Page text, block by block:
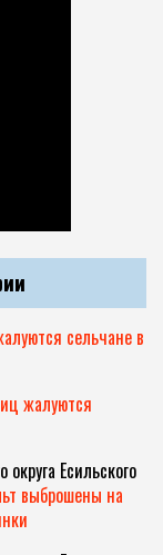
сельчане в
жалуются
Есильского
выброшены на